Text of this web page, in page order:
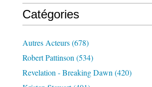
Catégories
Autres Acteurs(678)
Robert Pattinson (534)
Revelation - Breaking Dawn (420)